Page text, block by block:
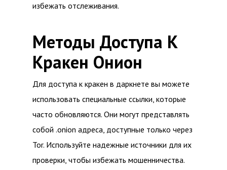
избежать отслеживания.
Методы Доступа К
Кракен Онион
Для доступа к кракен в даркнете вы можете
использовать специальные ссылки, которые
часто обновляются. Они могут представлять
собой .onion адреса, доступные только через
Tor. Используйте надежные источники для их
проверки, чтобы избежать мошенничества.